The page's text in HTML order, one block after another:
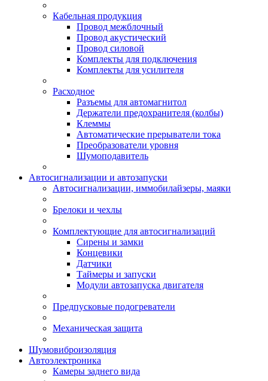
Кабельная продукция
Провод межблочный
Провод акустический
Провод силовой
Комплекты для подключения
Комплекты для усилителя
Расходное
Разъемы для автомагнитол
Держатели предохранителя (колбы)
Клеммы
Автоматические прерыватели тока
Преобразователи уровня
Шумоподавитель
Автосигнализации и автозапуски
Автосигнализации, иммобилайзеры, маяки
Брелоки и чехлы
Комплектующие для автосигнализаций
Сирены и замки
Концевики
Датчики
Таймеры и запуски
Модули автозапуска двигателя
Предпусковые подогреватели
Механическая защита
Шумовиброизоляция
Автоэлектроника
Камеры заднего вида